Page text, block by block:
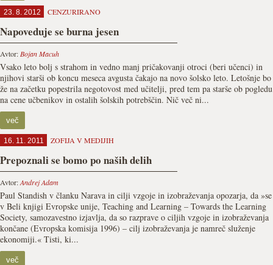
23. 8. 2012 CENZURIRANO
Napoveduje se burna jesen
Avtor: Bojan Macuh
Vsako leto bolj s strahom in vedno manj pričakovanji otroci (beri učenci) in
njihovi starši ob koncu meseca avgusta čakajo na novo šolsko leto. Letošnje bo
že na začetku popestrila negotovost med učitelji, pred tem pa starše ob pogledu
na cene učbenikov in ostalih šolskih potrebščin. Nič več ni...
več
16. 11. 2011 ZOFIJA V MEDIJIH
Prepoznali se bomo po naših delih
Avtor:Andrej Adam
Paul Standish v članku Narava in cilji vzgoje in izobraževanja opozarja, da »se
v Beli knjigi Evropske unije, Teaching and Learning – Towards the Learning
Society, samozavestno izjavlja, da so razprave o ciljih vzgoje in izobraževanja
končane (Evropska komisija 1996) – cilj izobraževanja je namreč služenje
ekonomiji.« Tisti, ki...
več